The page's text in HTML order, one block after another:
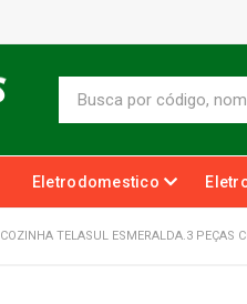
Eletrodomestico
COZINHA TELASUL ESMERALDA.3 PEÇAS